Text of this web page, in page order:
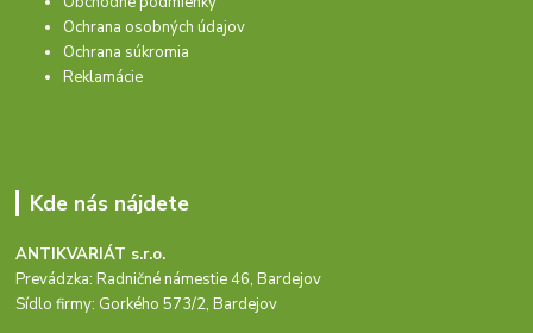
Ochrana osobných údajov
Ochrana súkromia
Reklamácie
Kde nás nájdete
ANTIKVARIÁT s.r.o.
Prevádzka: Radničné námestie 46, Bardejov
Sídlo firmy: Gorkého 573/2, Bardejov